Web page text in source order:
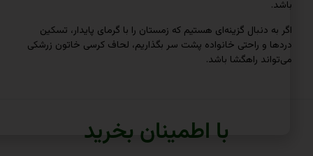
گزینه‌ای هستیم که زمستان را با گرمای پایدار، تسکین
راحتی خانواده پشت سر بگذاریم، لحاف کرسی خاتون زرشکی
راهگشا باشد.
با اطمینان بخرید